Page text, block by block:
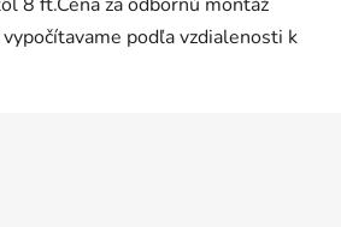
podľa vzdialenosti k